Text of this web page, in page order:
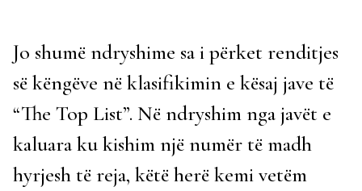
Jo shumë ndryshime sa i përket renditjes
së këngëve në klasifikimin e kësaj jave të
“The Top List”. Në ndryshim nga javët e
kaluara ku kishim një numër të madh
hyrjesh të reja, këtë herë kemi vetëm